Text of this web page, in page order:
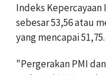
Indeks
sebesar 53,56 atau
yang mencapai 51,75.
"Pergerakan PMI